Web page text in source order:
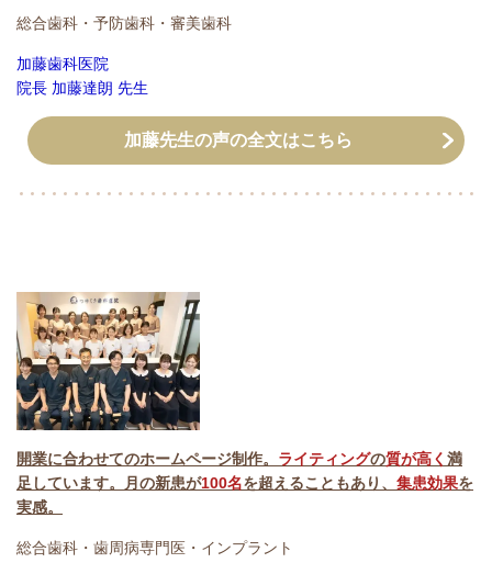
総合歯科・予防歯科・審美歯科
加藤歯科医院
院長 加藤達朗 先生
加藤先生の声の全文はこちら
開業に合わせてのホームページ制作。 ライティングの質が高く 満
足しています。月の新患が100名を超えることもあり、 集患効果を
実感。
総合歯科・歯周病専門医・インプラント